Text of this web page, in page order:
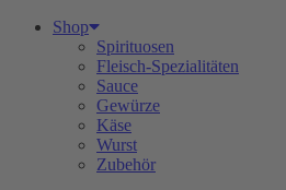
Shop
Spirituosen
Fleisch-Spezialitäten
Sauce
Gewürze
Käse
Wurst
Zubehör